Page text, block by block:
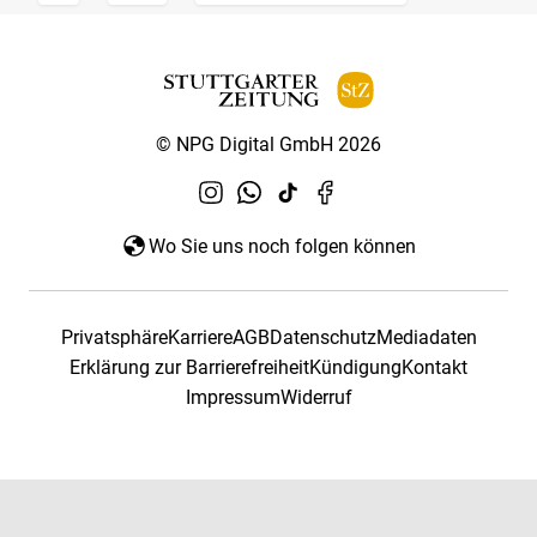
© NPG Digital GmbH 2026
Wo Sie uns noch folgen können
PrivatsphäreKarriereAGBDatenschutzMediadaten
Erklärung zur BarrierefreiheitKündigungKontakt
ImpressumWiderruf